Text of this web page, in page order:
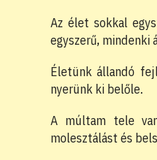
Az élet sokkal
egyszerű, mindenki
Életünk állandó
nyerünk ki belőle.
A múltam tele
molesztálást és